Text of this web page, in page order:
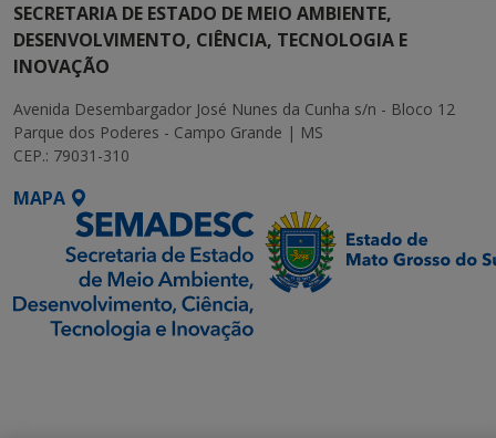
SECRETARIA DE ESTADO DE MEIO AMBIENTE,
DESENVOLVIMENTO, CIÊNCIA, TECNOLOGIA E
INOVAÇÃO
Avenida Desembargador José Nunes da Cunha s/n - Bloco 12
Parque dos Poderes - Campo Grande | MS
CEP.: 79031-310
MAPA